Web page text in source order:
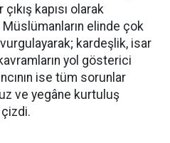
kapısı olarak
Müslümanların elinde çok
kardeşlik, isar
yol gösterici
ise tüm sorunlar
ve yegâne kurtuluş